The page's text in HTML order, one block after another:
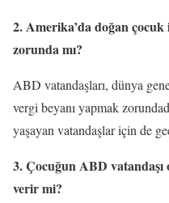
2. Amerika’da doğan
zorunda mı?
ABD vatandaşları, dünya
vergi beyanı yapmak
yaşayan vatandaşlar için de
3. Çocuğun ABD vatandaşı
verir mi?